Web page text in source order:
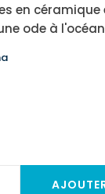
en
ode à